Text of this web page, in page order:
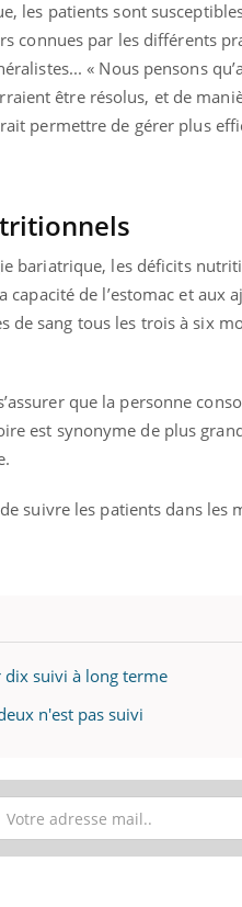
les patients sont
connues par les différents
« Nous pensons
être résolus, et de
permettre de gérer plus
bariatrique, les déficits
de l’estomac et aux
de sang tous les trois à six
que la personne
est synonyme de plus
suivre les patients dans les
suivi à long terme
n'est pas suivi
en fer : comprendre pour
Youtube
fer sont multiples ce qui la rend